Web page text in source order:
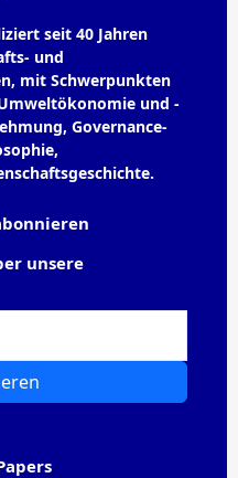
seit 40 Jahren
und
mit Schwerpunkten
und -
Governance-
unsere